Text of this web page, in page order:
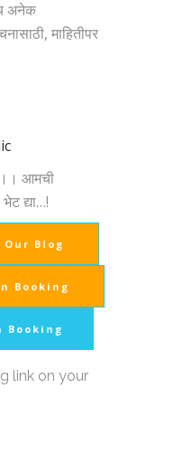
अनेक
माहितीपर
आमची
द्या…!
Blog
Booking
Booking
link on your